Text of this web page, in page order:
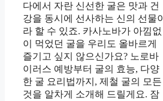
다에서 자란 신선한 굴은 맛과 건
강을 동시에 선사하는 신의 선물이
라 할 수 있죠. 카사노바가 아낌없
이 먹었던 굴을 우리도 올바르게
즐기고 싶지 않으신가요? 노로바
이러스 예방부터 굴의 효능, 다양
한 굴 요리법까지, 제철 굴의 모든
것을 알차게 소개해 드릴게요. 잠